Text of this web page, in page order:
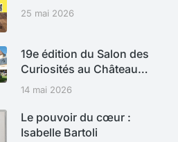
25 mai 2026
19e édition du Salon des
Curiosités au Château…
14 mai 2026
Le pouvoir du cœur :
Isabelle Bartoli